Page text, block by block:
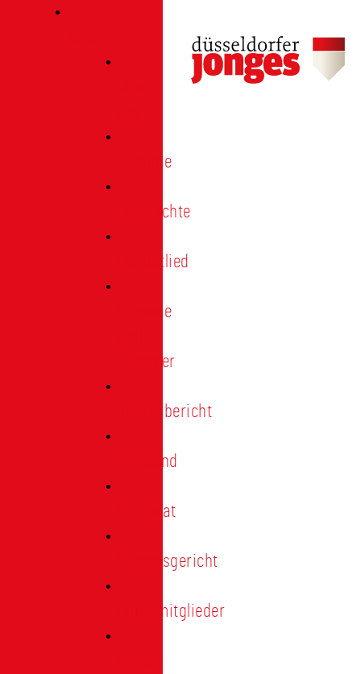
Termine
Geschichte
Heimatlied
Freunde
Förderer
Jahresbericht
Vorstand
Ehrenrat
Schiedsgericht
Ehrenmitglieder